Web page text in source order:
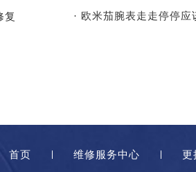
复 · 欧米茄腕表走走停停应
首页 维修服务中心 更